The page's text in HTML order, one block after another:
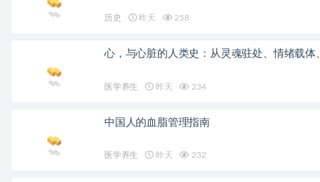
历史 昨天 258
心，与心脏的人类史：从灵魂驻处、情绪载
医学养生 昨天 234
中国人的血脂管理指南
医学养生 昨天 232